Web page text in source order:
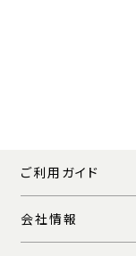
ご利用ガイド
会社情報